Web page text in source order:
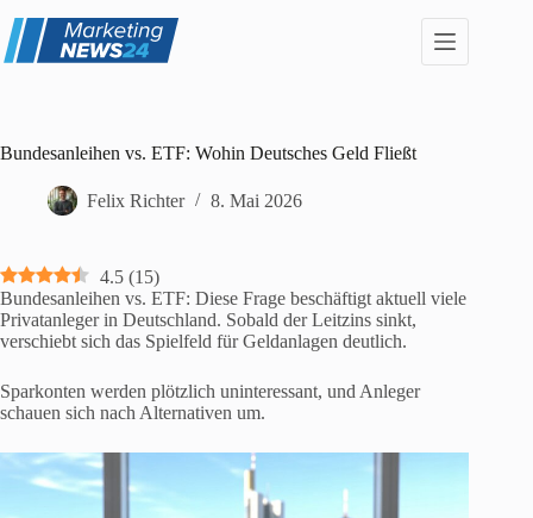
Inhalt
springen
Bundesanleihen vs. ETF: Wohin Deutsches Geld Fließt
Felix Richter 8. Mai 2026
4.5 (15)
Bundesanleihen vs. ETF: Diese Frage beschäftigt aktuell viele
Privatanleger in Deutschland. Sobald der Leitzins sinkt,
verschiebt sich das Spielfeld für Geldanlagen deutlich.
Sparkonten werden plötzlich uninteressant, und Anleger
schauen sich nach Alternativen um.